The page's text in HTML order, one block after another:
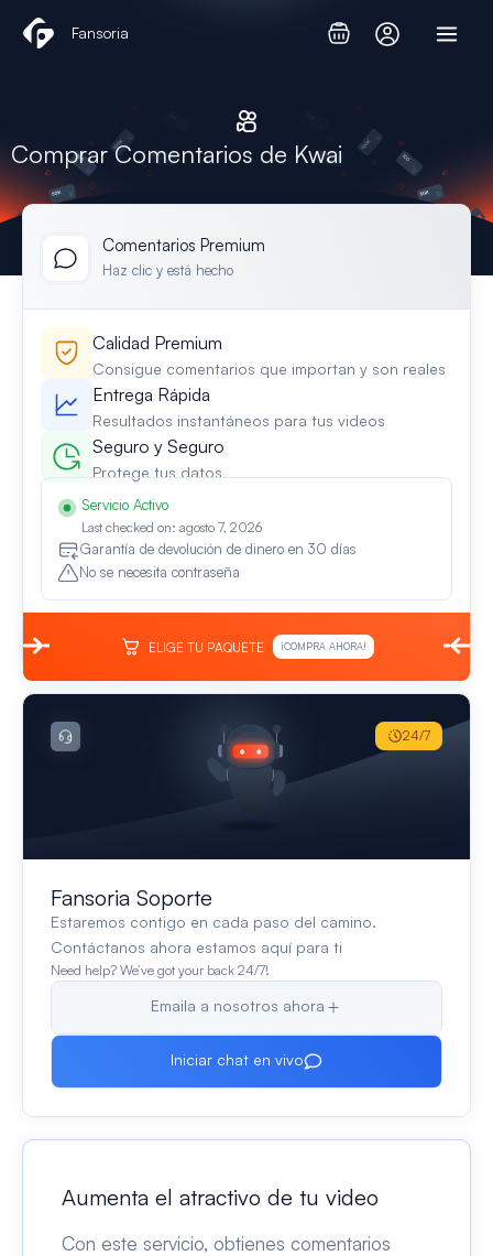
Fansoria
Comprar Comentarios de Kwai
Comentarios Premium
Haz clic y está hecho
Calidad Premium
Consigue comentarios que importan y son reales
Entrega Rápida
Resultados instantáneos para tus videos
Seguro y Seguro
Protege tus datos
Servicio Activo
Last checked on: agosto 7, 2026
Garantía de devolución de dinero en 30 días
No se necesita contraseña
ELIGE TU PAQUETE ¡COMPRA AHORA!
Fansoria Soporte
Estaremos contigo en cada paso del camino.
Contáctanos ahora estamos aquí para ti
Need help? We’ve got your back 24/7!
Emaila a nosotros ahora
Iniciar chat en vivo
24/7
Aumenta el atractivo de tu video
Con este servicio, obtienes comentarios